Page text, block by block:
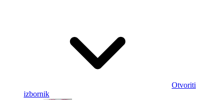
Otvoriti
izbornik